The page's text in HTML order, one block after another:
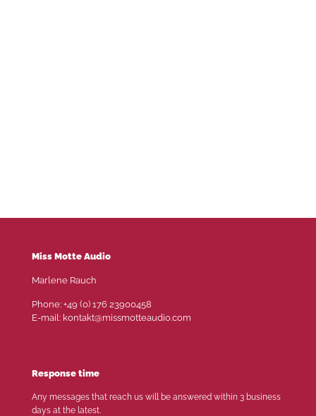
Miss Motte Audio
Marlene Rauch
Phone: +49 (0) 176 23900458
E-mail: kontakt@missmotteaudio.com
Response time
Any messages that reach us will be answered within 3 business
days at the latest.